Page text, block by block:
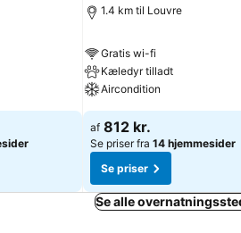
1.4 km til Louvre
Gratis wi-fi
Kæledyr tilladt
Aircondition
af 812 kr.
Se priser fra 14 hjemmesider
Se priser
Se alle